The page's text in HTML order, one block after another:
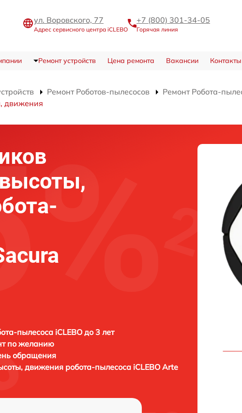
ул. Воровского, 77
Адрес сервисного центра iCLEBO
+7 (800) 301-34-05
Горячая линия
Ремонт устройств Цена ремонта Вакансии Контакты
Ремонт Роботов-пылесосов
Ремонт Робота-
движения
пылесоса iCLEBO до 3 лет
по желанию
обращения
движения робота-пылесоса iCLEBO Arte